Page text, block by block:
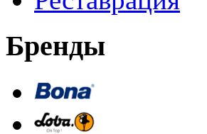
Бренды